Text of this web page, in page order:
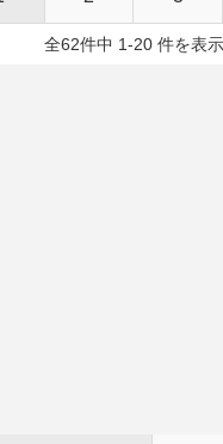
全62件中 1-20 件を表示